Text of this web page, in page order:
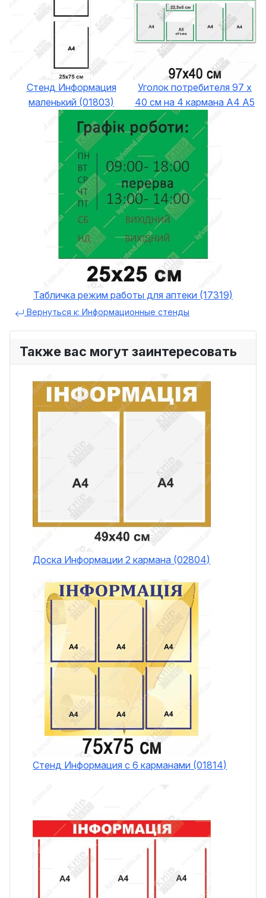
Стенд Информация
маленький (01803)
Уголок потребителя 97 х
40 см на 4 кармана А4 А5
Табличка режим работы для аптеки (17319)
Вернуться к: Информационные стенды
Также вас могут заинтересовать
Доска Информации 2 кармана (02804)
Стенд Информация с 6 карманами (01814)